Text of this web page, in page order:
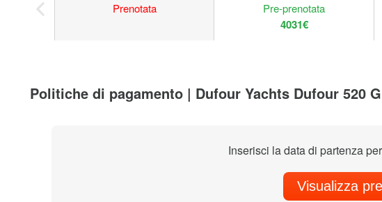
Prenotata
Pre-prenotata
4031€
Politiche di pagamento | Dufour Yachts Dufour 520
Inserisci la data di partenza
Visualizza